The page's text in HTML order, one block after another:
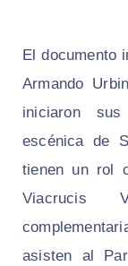
El documento
Armando
iniciaron
escénica de
tienen un rol
Viacrucis
asisten al